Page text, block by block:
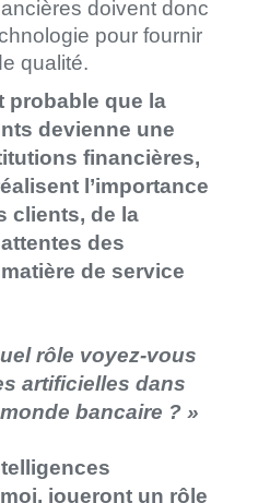
doivent donc
pour fournir
qualité.
probable que la
devienne une
financières,
l’importance
clients, de la
des
de service
rôle voyez-vous
artificielles dans
bancaire ? »
joueront un rôle